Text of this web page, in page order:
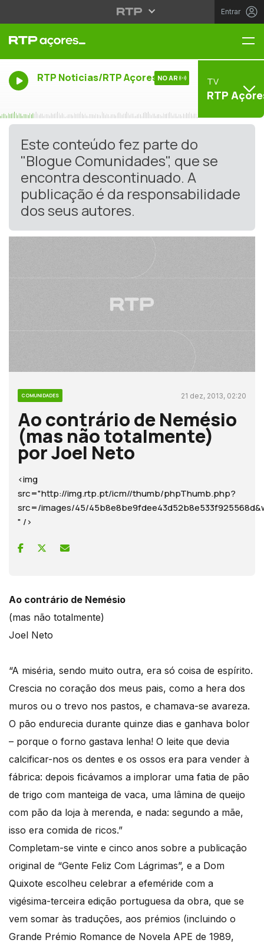
Entrar
RTP Noticias/RTP Açores NO AR TV
RTP
Este conteúdo fez parte do
"Blogue Comunidades", que se
encontra descontinuado. A
publicação é da responsabilidade
dos seus autores.
COMUNIDADES 21 dez, 2013, 02:20
Ao contrário de Nemésio
(mas não totalmente)
por Joel Neto
<img
src="http://img.rtp.pt/icm//thumb/phpThumb.php?
src=/images/45/
" />
Ao contrário de Nemésio
(mas não totalmente)
Joel Neto
“A miséria, sendo muito outra, era só coisa de espírito.
Crescia no coração dos meus pais, como a hera dos
muros ou o trevo nos pastos, e chamava-se avareza.
O pão endurecia durante quinze dias e ganhava bolor
– porque o forno gastava lenha! O leite que devia
calcificar-nos os dentes e os ossos era para vender à
fábrica: depois ficávamos a implorar uma fatia de pão
de trigo com manteiga de vaca, uma lâmina de queijo
com pão da loja à merenda, e nada: segundo a mãe,
isso era comida de ricos.”
Completam-se vinte e cinco anos sobre a publicação
original de “Gente Feliz Com Lágrimas”, e a Dom
Quixote escolheu celebrar a efeméride com a
vigésima-terceira edição portuguesa da obra, que se
vem somar às traduções, aos prémios (incluindo o
Grande Prémio Romance de Novela APE de 1989,